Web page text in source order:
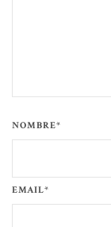
NOMBRE*
EMAIL*